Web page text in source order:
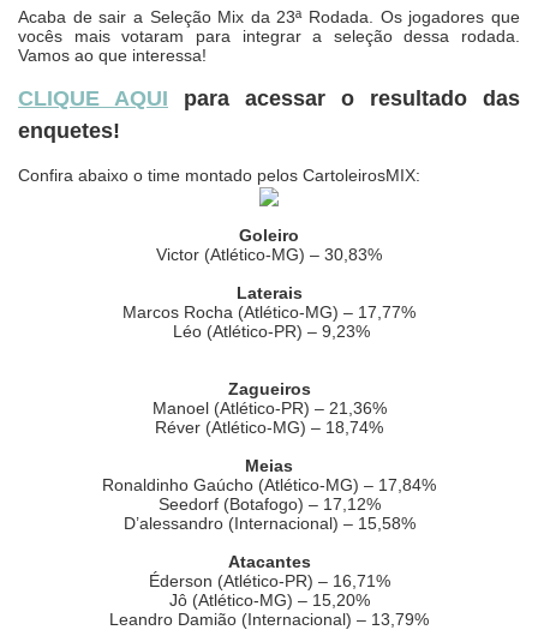
Acaba de sair a Seleção Mix da 23ª Rodada. Os jogadores que
vocês mais votaram para integrar a seleção dessa rodada.
Vamos ao que interessa!
CLIQUE AQUI para acessar o resultado das
enquetes!
Confira abaixo o time montado pelos CartoleirosMIX:
Goleiro
Victor (Atlético-MG) – 30,83%
Laterais
Marcos Rocha (Atlético-MG) – 17,77%
Léo (Atlético-PR) – 9,23%
Zagueiros
Manoel (Atlético-PR) – 21,36%
Réver (Atlético-MG) – 18,74%
Meias
Ronaldinho Gaúcho (Atlético-MG) – 17,84%
Seedorf (Botafogo) – 17,12%
D’alessandro (Internacional) – 15,58%
Atacantes
Éderson (Atlético-PR) – 16,71%
Jô (Atlético-MG) – 15,20%
Leandro Damião (Internacional) – 13,79%